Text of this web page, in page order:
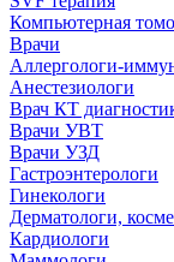
Компьютерная
Врачи
Аллергологи-
Анестезиологи
Врач КТ
Врачи УВТ
Врачи УЗД
Гастроэнтерологи
Гинекологи
Дерматологи,
Кардиологи